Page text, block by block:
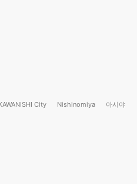
City Nishinomiya 아시야